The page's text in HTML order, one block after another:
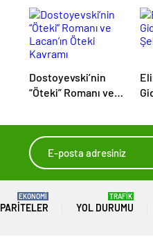
Dostoyevski’nin
“Öteki” Romanı ve
Kavramı
PARITELER
EKONOMİ
YOL DURUMU
TRAFİK